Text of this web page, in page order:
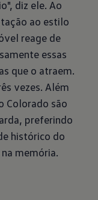
diz ele. Ao
ao estilo
reage de
essas
que o atraem.
vezes. Além
Colorado são
preferindo
histórico do
memória.